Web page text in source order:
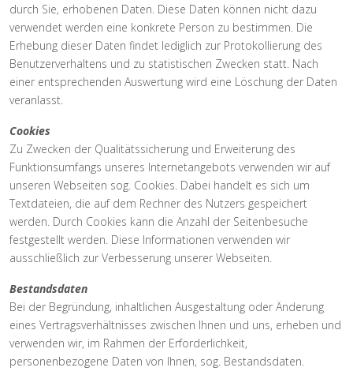
durch Sie, erhobenen Daten. Diese Daten können nicht dazu
verwendet werden eine konkrete Person zu bestimmen. Die
Erhebung dieser Daten findet lediglich zur Protokollierung des
Benutzerverhaltens und zu statistischen Zwecken statt. Nach
einer entsprechenden Auswertung wird eine Löschung der Daten
veranlasst.
Cookies
Zu Zwecken der Qualitätssicherung und Erweiterung des
Funktionsumfangs unseres Internetangebots verwenden wir auf
unseren Webseiten sog. Cookies. Dabei handelt es sich um
Textdateien, die auf dem Rechner des Nutzers gespeichert
werden. Durch Cookies kann die Anzahl der Seitenbesuche
festgestellt werden. Diese Informationen verwenden wir
ausschließlich zur Verbesserung unserer Webseiten.
Bestandsdaten
Bei der Begründung, inhaltlichen Ausgestaltung oder Änderung
eines Vertragsverhältnisses zwischen Ihnen und uns, erheben und
verwenden wir, im Rahmen der Erforderlichkeit,
personenbezogene Daten von Ihnen, sog. Bestandsdaten.